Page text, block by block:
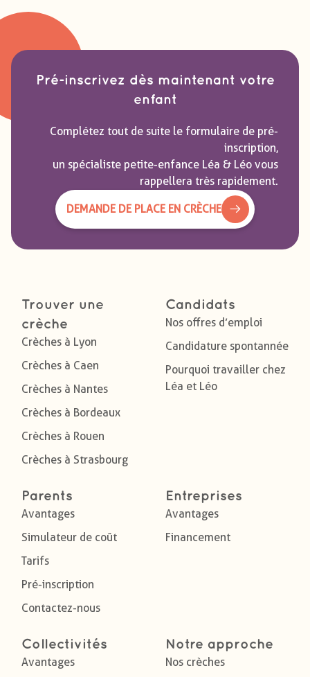
Pré-inscrivez dès maintenant votre
enfant
Complétez tout de suite le formulaire de pré-
inscription,
un spécialiste petite-enfance Léa & Léo vous
rappellera très rapidement.
DEMANDE DE PLACE EN CRÈCHE
Trouver une
crèche
Crèches à Lyon
Crèches à Caen
Crèches à Nantes
Crèches à Bordeaux
Crèches à Rouen
Crèches à Strasbourg
Candidats
Nos offres d’emploi
Candidature spontannée
Pourquoi travailler chez
Léa et Léo
Parents
Avantages
Simulateur de coût
Tarifs
Pré-inscription
Contactez-nous
Entreprises
Avantages
Financement
Collectivités
Avantages
Notre approche
Nos crèches